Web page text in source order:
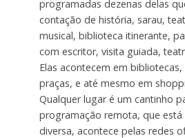
programadas dezenas delas
contação de história, sarau,
musical, biblioteca itinerante,
com escritor, visita guiada,
Elas acontecem em
praças, e até mesmo em
Qualquer lugar é um cantinho
programação remota, que está
diversa, acontece pelas redes